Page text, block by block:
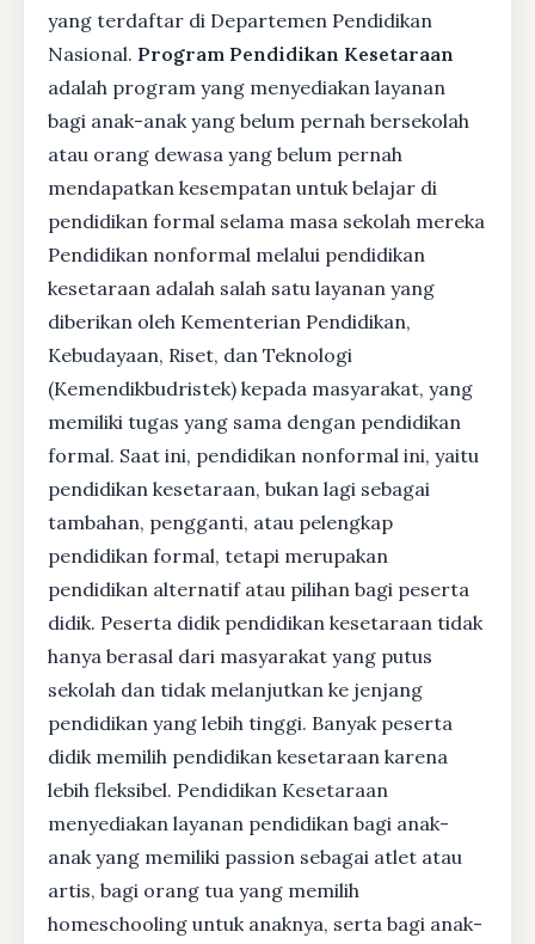
yang terdaftar di Departemen Pendidikan
Nasional. Program Pendidikan Kesetaraan
adalah program yang menyediakan layanan
bagi anak-anak yang belum pernah bersekolah
atau orang dewasa yang belum pernah
mendapatkan kesempatan untuk belajar di
pendidikan formal selama masa sekolah mereka
Pendidikan nonformal melalui pendidikan
kesetaraan adalah salah satu layanan yang
diberikan oleh Kementerian Pendidikan,
Kebudayaan, Riset, dan Teknologi
(Kemendikbudristek) kepada masyarakat, yang
memiliki tugas yang sama dengan pendidikan
formal. Saat ini, pendidikan nonformal ini, yaitu
pendidikan kesetaraan, bukan lagi sebagai
tambahan, pengganti, atau pelengkap
pendidikan formal, tetapi merupakan
pendidikan alternatif atau pilihan bagi peserta
didik. Peserta didik pendidikan kesetaraan tidak
hanya berasal dari masyarakat yang putus
sekolah dan tidak melanjutkan ke jenjang
pendidikan yang lebih tinggi. Banyak peserta
didik memilih pendidikan kesetaraan karena
lebih fleksibel. Pendidikan Kesetaraan
menyediakan layanan pendidikan bagi anak-
anak yang memiliki passion sebagai atlet atau
artis, bagi orang tua yang memilih
homeschooling untuk anaknya, serta bagi anak-